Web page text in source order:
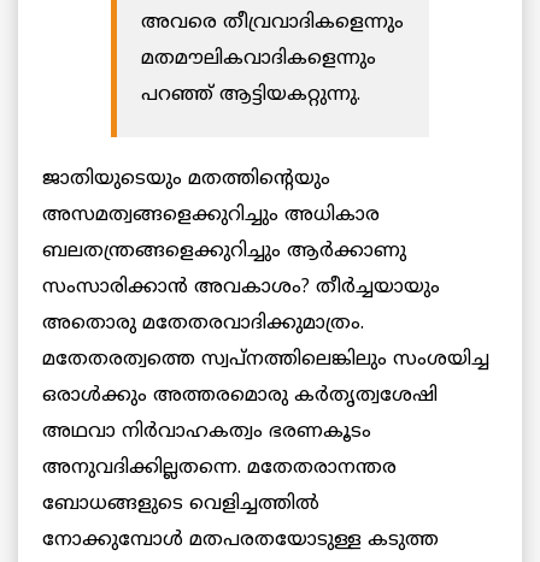
അവരെ തീവ്രവാദികളെന്നും
മതമൗലികവാദികളെന്നും
പറഞ്ഞ് ആട്ടിയകറ്റുന്നു.
ജാതിയുടെയും മതത്തിന്‍റെയും
അസമത്വങ്ങളെക്കുറിച്ചും അധികാര
ബലതന്ത്രങ്ങളെക്കുറിച്ചും ആര്‍ക്കാണു
സംസാരിക്കാന്‍ അവകാശം? തീര്‍ച്ചയായും
അതൊരു മതേതരവാദിക്കുമാത്രം.
മതേതരത്വത്തെ സ്വപ്നത്തിലെങ്കിലും സംശയിച്ച
ഒരാള്‍ക്കും അത്തരമൊരു കര്‍തൃത്വശേഷി
അഥവാ നിര്‍വാഹകത്വം ഭരണകൂടം
അനുവദിക്കില്ലതന്നെ. മതേതരാനന്തര
ബോധങ്ങളുടെ വെളിച്ചത്തില്‍
നോക്കുമ്പോള്‍ മതപരതയോടുള്ള കടുത്ത